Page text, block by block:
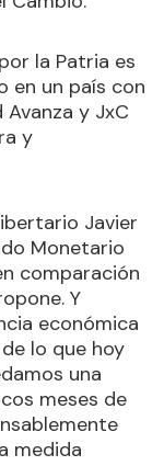
la Patria es
en un país con
Avanza y JxC
y
Javier
Monetario
comparación
Y
económica
lo que hoy
una
meses de
medida